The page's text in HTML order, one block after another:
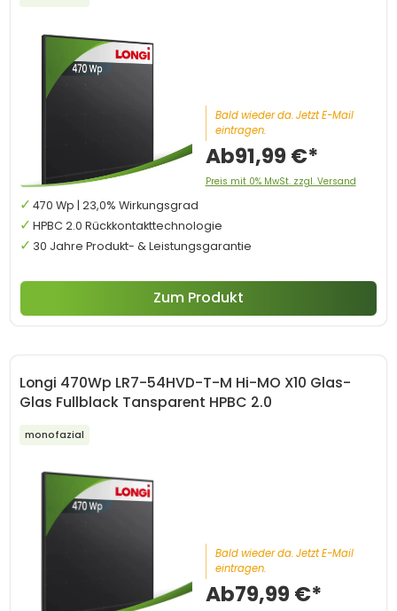
Bald wieder da. Jetzt E-Mail
eintragen.
Ab91,99 €*
Preis mit 0% MwSt. zzgl. Versand
470 Wp | 23,0% Wirkungsgrad
HPBC 2.0 Rückkontakttechnologie
30 Jahre Produkt- & Leistungsgarantie
Zum Produkt
Longi 470Wp LR7-54HVD-T-M Hi-MO X10 Glas-
Glas Fullblack Tansparent HPBC 2.0
monofazial
Bald wieder da. Jetzt E-Mail
eintragen.
Ab79,99 €*